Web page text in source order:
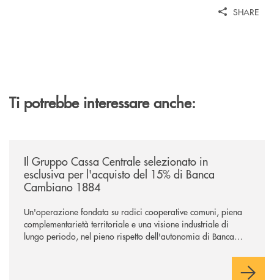
SHARE
Ti potrebbe interessare anche:
Il Gruppo Cassa Centrale selezionato in
esclusiva per l'acquisto del 15% di Banca
Cambiano 1884
Un'operazione fondata su radici cooperative comuni, piena
complementarietà territoriale e una visione industriale di
lungo periodo, nel pieno rispetto dell'autonomia di Banca
negoziazione esclusiva per la finalizzazione dell’operazione.